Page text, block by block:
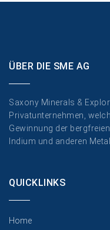
ÜBER DIE SME AG
Saxony Minerals &
Privatunternehmen,
Gewinnung der
Indium und anderen
QUICKLINKS
Home